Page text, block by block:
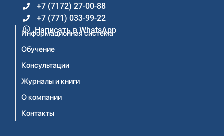
+7 (7172) 27-00-88
+7 (771) 033-99-22
Написать в WhatsApp
Информационная система
Обучение
Консультации
Журналы и книги
О компании
Контакты